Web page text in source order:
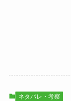
ネタバレ・考察